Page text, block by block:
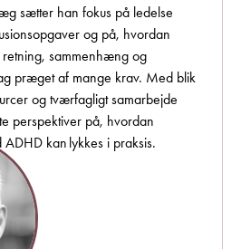
sætter han fokus på ledelse
og på, hvordan
sammenhæng og
præget af mange krav. Med blik
og tværfagligt samarbejde
perspektiver på, hvordan
kan lykkes i praksis.